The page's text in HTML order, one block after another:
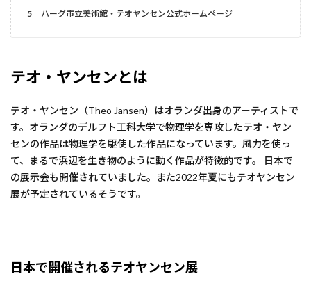
5 ハーグ市立美術館・テオヤンセン公式ホームページ
テオ・ヤンセンとは
テオ・ヤンセン（Theo Jansen）はオランダ出身のアーティストで
す。オランダのデルフト工科大学で物理学を専攻したテオ・ヤン
センの作品は物理学を駆使した作品になっています。風力を使っ
て、まるで浜辺を生き物のように動く作品が特徴的です。 日本で
の展示会も開催されていました。また2022年夏にもテオヤンセン
展が予定されているそうです。
日本で開催されるテオヤンセン展